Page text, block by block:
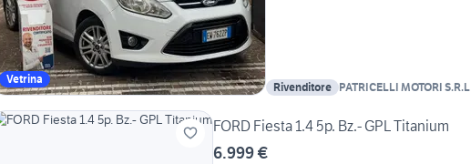
Vetrina
Rivenditore PATRICELLI MOTORI S.R.L
FORD Fiesta 1.4 5p. Bz.- GPL Titanium
6.999 €